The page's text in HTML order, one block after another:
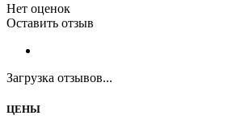
Нет оценок
Оставить отзыв
Загрузка отзывов...
ЦЕНЫ